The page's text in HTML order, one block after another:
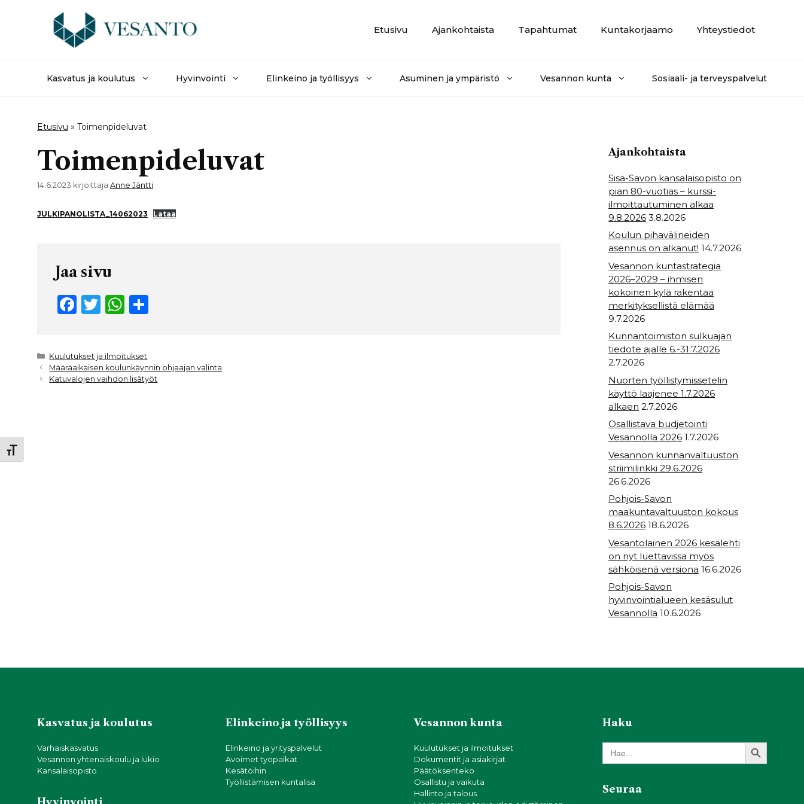
Toggle Font size
Etusivu
Ajankohtaista Tapahtumat Kuntakorjaamo Yhteystiedot
Kasvatus ja koulutus Hyvinvointi Elinkeino ja työllisyys Asuminen ja ympäristö Vesannon kunta Sosiaali- ja terveyspalvelut
Etusivu » Toimenpideluvat
Toimenpideluvat
14.6.2023 kirjoittaja Anne Jäntti
JULKIPANOLISTA_14062023 Lataa
Jaa sivu
F
e
b
T
t
e
W
ts
A
e
Kategoriat
Kuulutukset ja ilmoitukset
Määräaikaisen koulunkäynnin ohjaajan valinta
Katuvalojen vaihdon lisätyöt
Ajankohtaista
Sisä-Savon kansalaisopisto on
pian 80-vuotias – kurssi-
ilmoittautuminen alkaa
9.8.2026 3.8.2026
Koulun pihavälineiden
asennus on alkanut! 14.7.2026
Vesannon kuntastrategia
2026–2029 – ihmisen
kokoinen kylä rakentaa
merkityksellistä elämää
9.7.2026
Kunnantoimiston sulkuajan
tiedote ajalle 6.-31.7.2026
2.7.2026
Nuorten työllistymissetelin
käyttö laajenee 1.7.2026
alkaen 2.7.2026
Osallistava budjetointi
Vesannolla 2026 1.7.2026
Vesannon kunnanvaltuuston
striimilinkki 29.6.2026
26.6.2026
Pohjois-Savon
maakuntavaltuuston kokous
8.6.2026 18.6.2026
Vesantolainen 2026 kesälehti
on nyt luettavissa myös
sähköisenä versiona 16.6.2026
Pohjois-Savon
hyvinvointialueen kesäsulut
Vesannolla 10.6.2026
Kasvatus ja koulutus
Varhaiskasvatus
Vesannon yhtenäiskoulu ja lukio
Kansalaisopisto
Elinkeino ja työllisyys
Elinkeino ja yrityspalvelut
Avoimet työpaikat
Kesätöihin
Työllistämisen kuntalisä
Vesannon kunta
Kuulutukset ja ilmoitukset
Dokumentit ja asiakirjat
Päätöksenteko
Osallistu ja vaikuta
Hallinto ja talous
Haku
Search
for:
Search Button
Seuraa